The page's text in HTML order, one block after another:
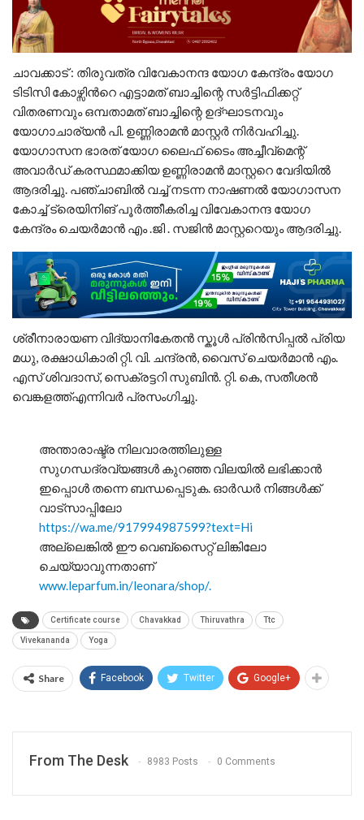
ചാവക്കാട് : തിരുവത്ര വിവേകാനന്ദ യോഗ കേന്ദ്രം യോഗ
ടിടിസി കോഴ്സിന്‍റെ എട്ടാമത് ബാച്ചിന്റെ സർട്ടിഫിക്കറ്റ്
വിതരണവും ഒമ്പതാമത് ബാച്ചിന്റെ ഉദ്ഘാടനവും
യോഗാചാര്യൻ പി. ഉണ്ണിരാമൻ മാസ്റ്റർ നിർവഹിച്ചു.
യോഗാസന ഭാരത് യോഗ ലൈഫ് ടൈം അച്ചീവ്മെന്റ്
അവാർഡ് കരസ്ഥമാക്കിയ ഉണ്ണിരാമൻ മാസ്റ്ററെ വേദിയിൽ
ആദരിച്ചു. പഞ്ചാബിൽ വച്ച് നടന്ന നാഷണൽ യോഗാസന
കോച്ച് ട്രെയിനിങ് പൂർത്തീകരിച്ച വിവേകാനന്ദ യോഗ
കേന്ദ്രം ചെയർമാൻ എം .ജി . സജിൻ മാസ്റ്ററെയും ആദരിച്ചു.
ശ്രീനാരായണ വിദ്യാനികേതൻ സ്കൂൾ പ്രിൻസിപ്പൽ പ്രിയ
മധു, രക്ഷാധികാരി റ്റി. വി. ചന്ദ്രൻ, വൈസ് ചെയർമാൻ എം.
എസ് ശിവദാസ്, സെക്രട്ടറി സുബിൻ. റ്റി. കെ, സതീശൻ
വെങ്കളത്ത്എന്നിവർ പ്രസംഗിച്ചു.
അന്താരാഷ്ട്ര നിലവാരത്തിലുള്ള
സുഗന്ധദ്രവ്യങ്ങൾ കുറഞ്ഞ വിലയിൽ ലഭിക്കാൻ
ഇപ്പൊൾ തന്നെ ബന്ധപ്പെടുക. ഓർഡർ നിങ്ങൾക്ക്
വാട്സാപ്പിലോ
https://wa.me/917994987599?text=Hi
അല്ലെങ്കിൽ ഈ വെബ്സൈറ്റ് ലിങ്കിലോ
ചെയ്യാവുന്നതാണ്
www.leparfum.in/leonara/shop/.
Certificate course Chavakkad Thiruvathra Ttc
Vivekananda Yoga
Share Facebook Twitter Google+
From The Desk 8983 Posts 0 Comments